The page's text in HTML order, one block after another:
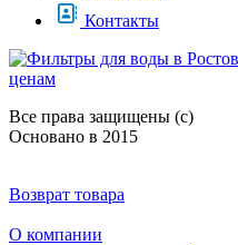
Контакты
Все права защищены (с)
Основано в 2015
Возврат товара
О компании